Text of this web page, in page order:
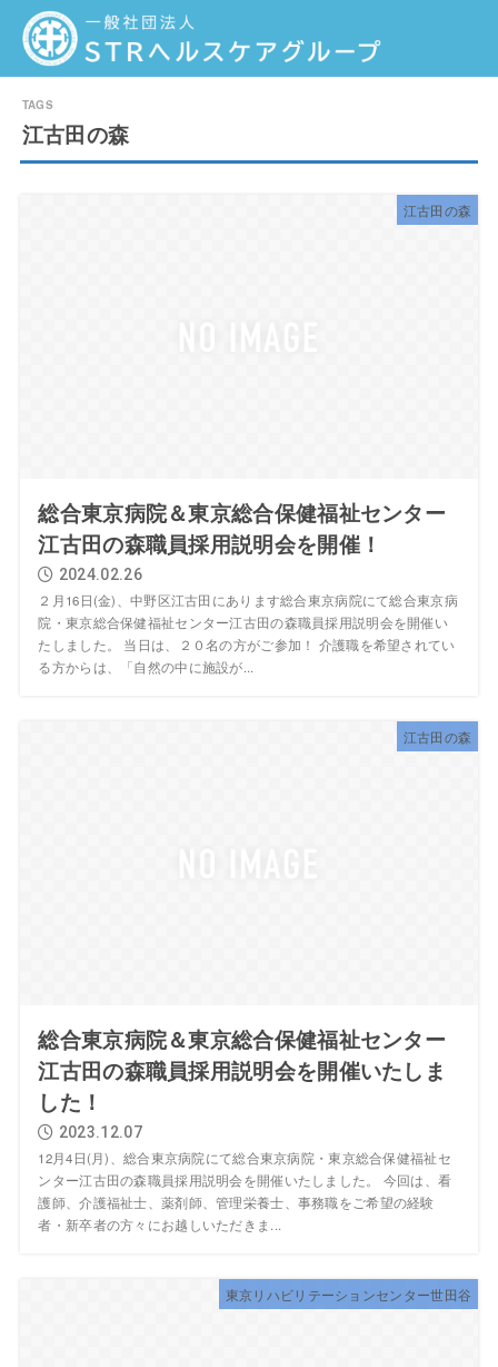
江古田の森
江古田の森
総合東京病院＆東京総合保健福祉センター
江古田の森職員採用説明会を開催！
2024.02.26
２月16日(金)、中野区江古田にあります総合東京病院にて総合東京病
院・東京総合保健福祉センター江古田の森職員採用説明会を開催い
たしました。 当日は、２０名の方がご参加！ 介護職を希望されてい
る方からは、「自然の中に施設が...
江古田の森
総合東京病院＆東京総合保健福祉センター
江古田の森職員採用説明会を開催いたしま
した！
2023.12.07
12月4日(月)、総合東京病院にて総合東京病院・東京総合保健福祉セ
ンター江古田の森職員採用説明会を開催いたしました。 今回は、看
護師、介護福祉士、薬剤師、管理栄養士、事務職をご希望の経験
者・新卒者の方々にお越しいただきま...
東京リハビリテーションセンター世田谷